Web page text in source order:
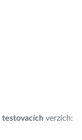
testovacích verzích: